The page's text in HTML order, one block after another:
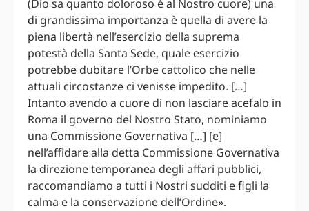
(Dio sa quanto doloroso è al Nostro cuore) una
di grandissima importanza è quella di avere la
piena libertà nell’esercizio della suprema
potestà della Santa Sede, quale esercizio
potrebbe dubitare l’Orbe cattolico che nelle
attuali circostanze ci venisse impedito. […]
Intanto avendo a cuore di non lasciare acefalo in
Roma il governo del Nostro Stato, nominiamo
una Commissione Governativa […] [e]
nell’affidare alla detta Commissione Governativa
la direzione temporanea degli affari pubblici,
raccomandiamo a tutti i Nostri sudditi e figli la
calma e la conservazione dell’Ordine».